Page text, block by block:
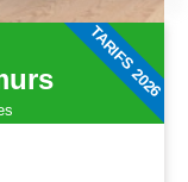
TARIFS 2026